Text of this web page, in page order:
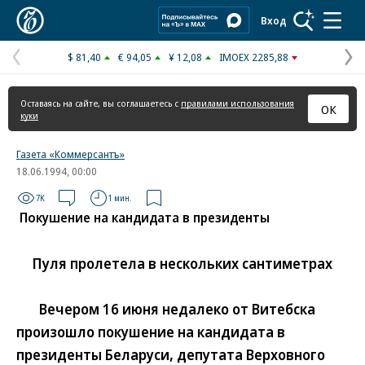
Вход
Предыдущая
страница
$ 81,40 € 94,05 ¥ 12,08 IMOEX 2285,88
Оставаясь на сайте, вы соглашаетесь с правилами использования
куки
ОК
Газета «Коммерсантъ»
18.06.1994, 00:00
7K 1 мин.
Покушение на кандидата в президенты
Пуля пролетела в нескольких сантиметрах
Вечером 16 июня недалеко от Витебска
произошло покушение на кандидата в
президенты Беларуси, депутата Верховного